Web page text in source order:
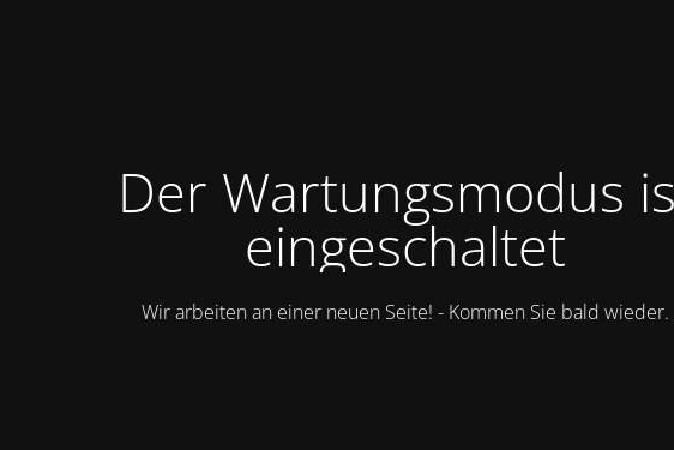
Der Wartungsmodus
eingeschaltet
Wir arbeiten an einer neuen Seite! - Kommen Sie bald wieder.